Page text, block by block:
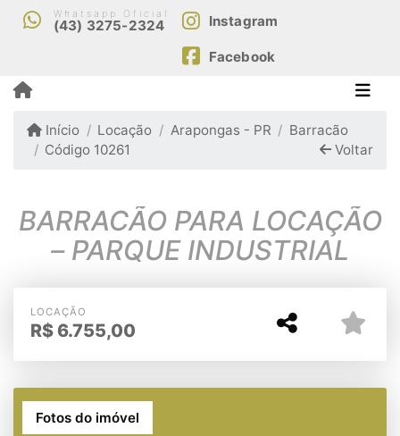
Whatsapp Oficial
(43) 3275-2324 Instagram
Facebook
Início Locação Arapongas - PR
Barracão
Código 10261
Voltar
BARRACÃO PARA LOCAÇÃO
– PARQUE INDUSTRIAL
LOCAÇÃO
R$ 6.755,00
Fotos do imóvel